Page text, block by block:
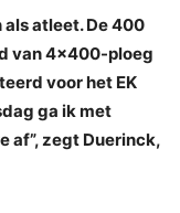
atleet. De 400
van 4×400-ploeg
voor het EK
ga ik met
af”, zegt Duerinck,